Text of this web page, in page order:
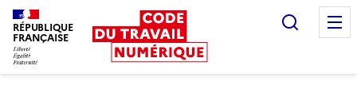
RÉPUBLIQUE
FRANÇAISE